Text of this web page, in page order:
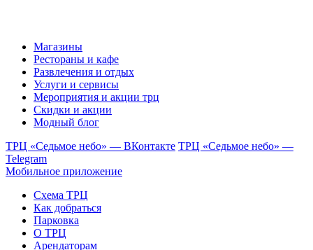
Магазины
Рестораны и кафе
Развлечения и отдых
Услуги и сервисы
Мероприятия и акции трц
Скидки и акции
Модный блог
ТРЦ «Седьмое небо» — ВКонтакте ТРЦ «Седьмое небо» —
Telegram
Мобильное приложение
Схема ТРЦ
Как добраться
Парковка
О ТРЦ
Арендаторам